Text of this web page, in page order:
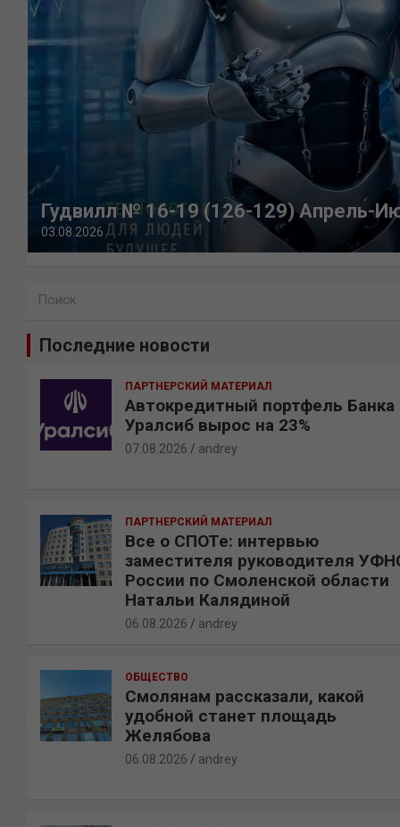
Гудвилл № 16-19 (126-129) Апрель-
03.08.2026
Последние новости
ПАРТНЕРСКИЙ МАТЕРИАЛ
Автокредитный портфель Банка
Уралсиб вырос на 23%
07.08.2026 andrey
ПАРТНЕРСКИЙ МАТЕРИАЛ
Все о СПОТе: интервью
заместителя руководителя
России по Смоленской области
Натальи Калядиной
06.08.2026 andrey
ОБЩЕСТВО
Смолянам рассказали, какой
удобной станет площадь
Желябова
06.08.2026 andrey